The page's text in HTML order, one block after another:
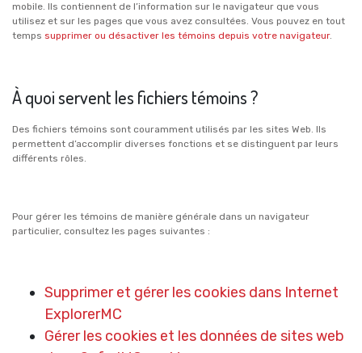
mobile. Ils contiennent de l’information sur le navigateur que vous
utilisez et sur les pages que vous avez consultées. Vous pouvez en tout
temps supprimer ou désactiver les témoins depuis votre navigateur.
À quoi servent les fichiers témoins ?
Des fichiers témoins sont couramment utilisés par les sites Web. Ils
permettent d’accomplir diverses fonctions et se distinguent par leurs
différents rôles.
Pour gérer les témoins de manière générale dans un navigateur
particulier, consultez les pages suivantes :
Supprimer et gérer les cookies dans Internet
ExplorerMC
Gérer les cookies et les données de sites web